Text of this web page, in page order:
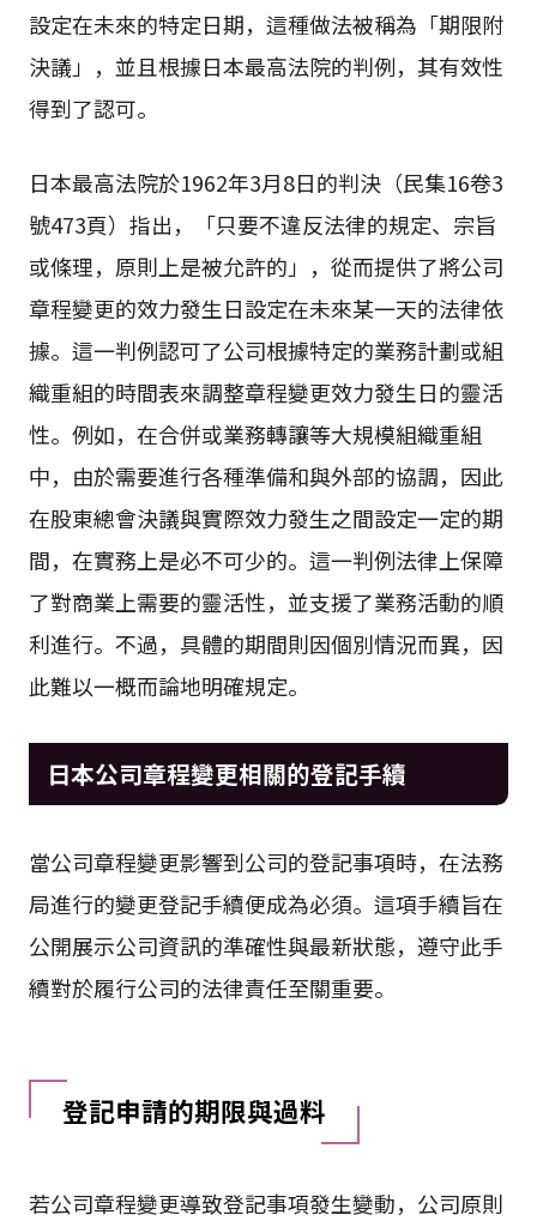
設定在未來的特定日期，這種做法被稱為「期限附
決議」，並且根據日本最高法院的判例，其有效性
得到了認可。
日本最高法院於1962年3月8日的判決（民集16卷3
號473頁）指出，「只要不違反法律的規定、宗旨
或條理，原則上是被允許的」，從而提供了將公司
章程變更的效力發生日設定在未來某一天的法律依
據。這一判例認可了公司根據特定的業務計劃或組
織重組的時間表來調整章程變更效力發生日的靈活
性。例如，在合併或業務轉讓等大規模組織重組
中，由於需要進行各種準備和與外部的協調，因此
在股東總會決議與實際效力發生之間設定一定的期
間，在實務上是必不可少的。這一判例法律上保障
了對商業上需要的靈活性，並支援了業務活動的順
利進行。不過，具體的期間則因個別情況而異，因
此難以一概而論地明確規定。
日本公司章程變更相關的登記手續
當公司章程變更影響到公司的登記事項時，在法務
局進行的變更登記手續便成為必須。這項手續旨在
公開展示公司資訊的準確性與最新狀態，遵守此手
續對於履行公司的法律責任至關重要。
登記申請的期限與過料
若公司章程變更導致登記事項發生變動，公司原則